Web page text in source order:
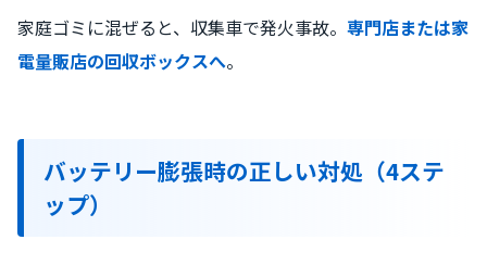
家庭ゴミに混ぜると、収集車で発火事故。 専門店または家
電量販店の回収ボックスへ。
バッテリー膨張時の正しい対処（4ステ
ップ）